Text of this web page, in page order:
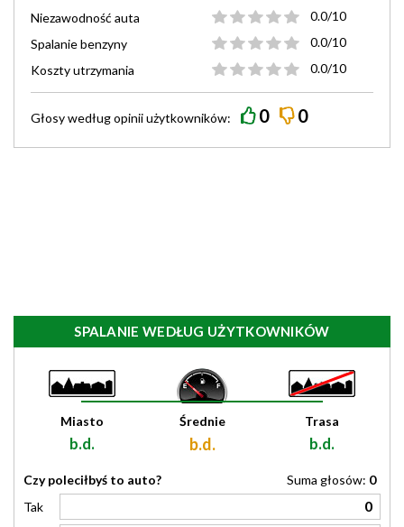
Niezawodność auta
0.0/10
Spalanie benzyny
0.0/10
Koszty utrzymania
0.0/10
Głosy wedługopiniiużytkowników: 0 0
SPALANIE WEDŁUG UŻYTKOWNIKÓW
Miasto
b.d.
Średnie
b.d.
Trasa
b.d.
Czy poleciłbyś to auto? Suma głosów: 0
Tak
0